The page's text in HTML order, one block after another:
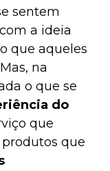
sentem
a ideia
que aqueles
na
o que se
do
que
que